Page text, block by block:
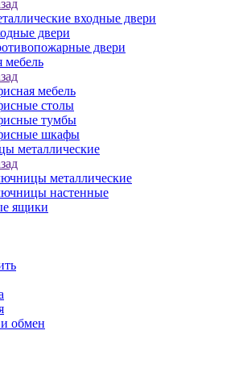
входные двери
двери
двери
мебель
мебель
столы
тумбы
шкафы
металлические
металлические
настенные
ящики
обмен